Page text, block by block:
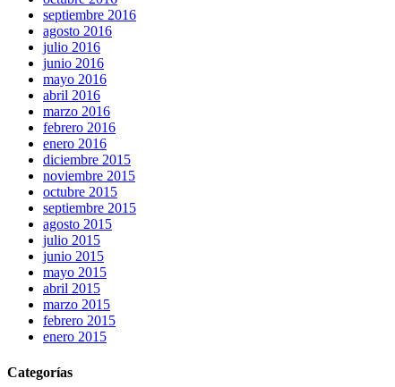
septiembre 2016
agosto 2016
julio 2016
junio 2016
mayo 2016
abril 2016
marzo 2016
febrero 2016
enero 2016
diciembre 2015
noviembre 2015
octubre 2015
septiembre 2015
agosto 2015
julio 2015
junio 2015
mayo 2015
abril 2015
marzo 2015
febrero 2015
enero 2015
Categorías